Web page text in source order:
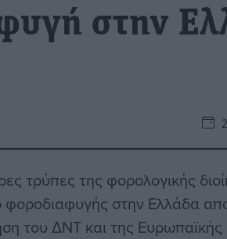
στην
τρύπες της φορολογικής
φοροδιαφυγής στην Ελλάδα
του ΔΝΤ και της